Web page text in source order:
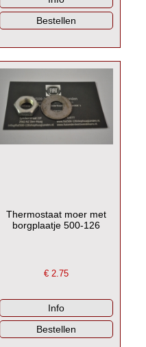
Thermostaat moer met
borgplaatje 500-126
€ 2.75